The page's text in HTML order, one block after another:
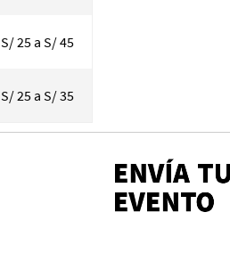
S/ 25 a S/ 45
S/ 25 a S/ 35